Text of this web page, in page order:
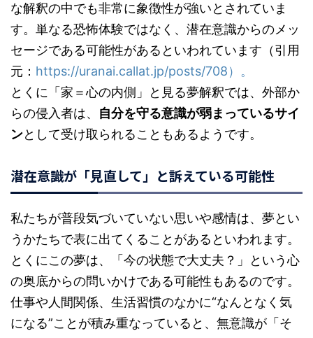
な解釈の中でも非常に象徴性が強いとされていま
す。単なる恐怖体験ではなく、潜在意識からのメッ
セージである可能性があるといわれています（引用
元： https://uranai.callat.jp/posts/708）。
とくに「家＝心の内側」と見る夢解釈では、外部か
らの侵入者は、 自分を守る意識が弱まっているサイ
ンとして受け取られることもあるようです。
潜在意識が「見直して」と訴えている可能性
私たちが普段気づいていない思いや感情は、夢とい
うかたちで表に出てくることがあるといわれます。
とくにこの夢は、「今の状態で大丈夫？」という心
の奥底からの問いかけである可能性もあるのです。
仕事や人間関係、生活習慣のなかに“なんとなく気
になる”ことが積み重なっていると、無意識が「そ